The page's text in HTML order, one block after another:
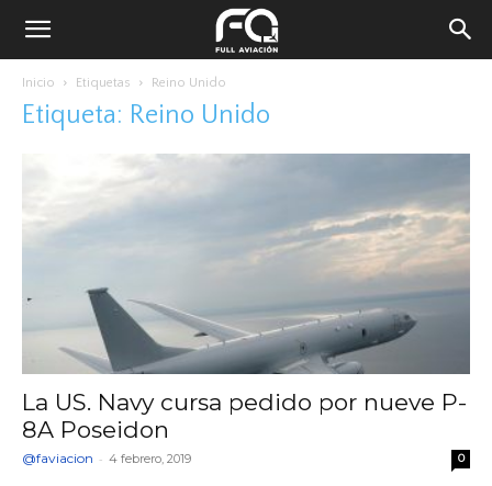
Inicio Etiquetas Reino Unido
Etiqueta: Reino Unido
La US. Navy cursa pedido por nueve P-
8A Poseidon
@faviacion - 4 febrero, 2019 0